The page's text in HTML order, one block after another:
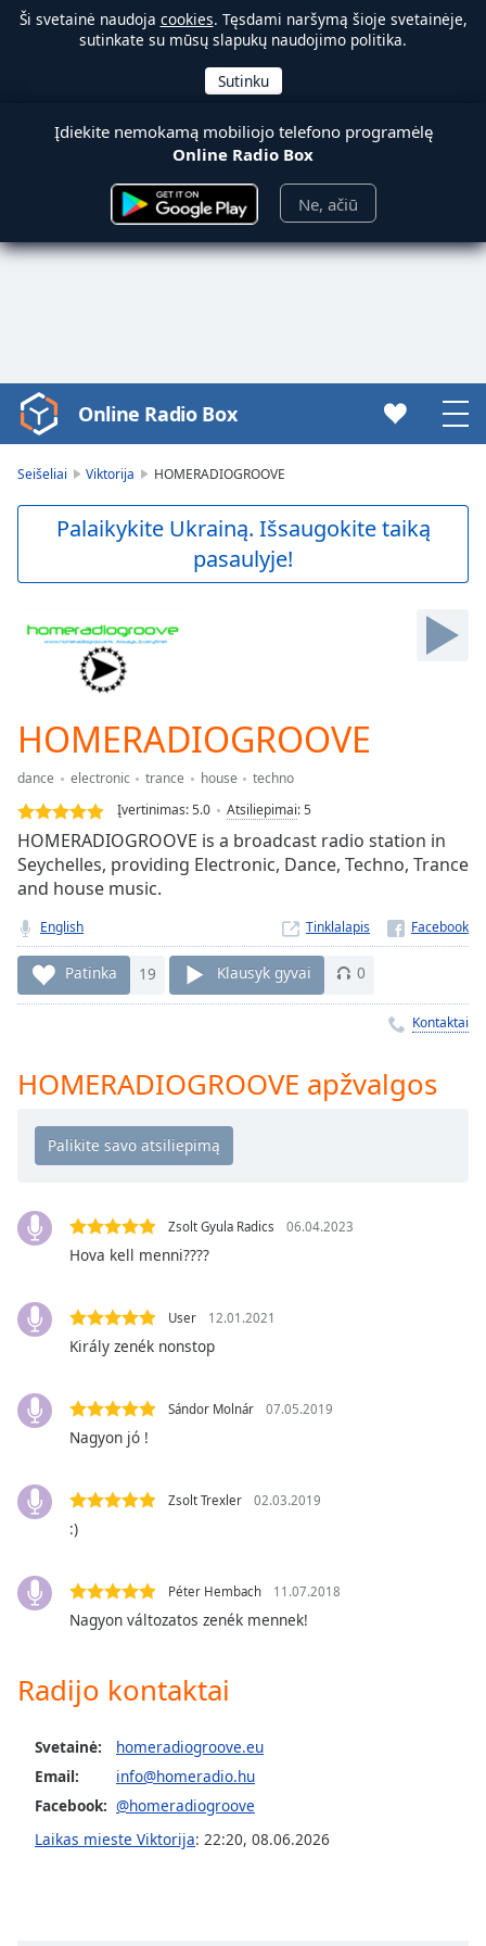
Ši svetainė naudoja cookies. Tęsdami naršymą šioje svetainėje,
sutinkate su mūsų slapukų naudojimo politika.
Įdiekite nemokamą mobiliojo telefono programėlę
Online Radio Box
Ne, ačiū
Video
Player
Skip
Skip
Forward
Loaded :
0.00%
Stream
TypeLIVE
Seek to
currently
behind
liveLIVE
Remaining
Time-
Playback
Chapters
Descriptions
off
selected
subtitles
settings,
settings
dialog
off
selected
Picture-
modal
Online Radio Box
Seišeliai Viktorija HOMERADIOGROOVE
Palaikykite Ukrainą. Išsaugokite taiką
pasaulyje!
HOMERADIOGROOVE
dance electronic trance house
techno
Įvertinimas:5.0 Atsiliepimai:5
HOMERADIOGROOVE is a broadcast radio station in
Seychelles, providing Electronic, Dance, Techno, Trance
and house music.
English Tinklalapis
Patinka 19 Klausyk gyvai 0
Kontaktai
HOMERADIOGROOVE apžvalgos
Zsolt Gyula Radics 06.04.2023
Hova kell menni????
User 12.01.2021
Király zenék nonstop
Sándor Molnár 07.05.2019
Nagyon jó !
Zsolt Trexler 02.03.2019
:)
Péter Hembach 11.07.2018
Nagyon változatos zenék mennek!
Radijo kontaktai
Svetainė:
homeradiogroove.eu
Email:
info@homeradio.hu
Facebook: @homeradiogroove
Laikas mieste Viktorija: 22:20, 08.06.2026